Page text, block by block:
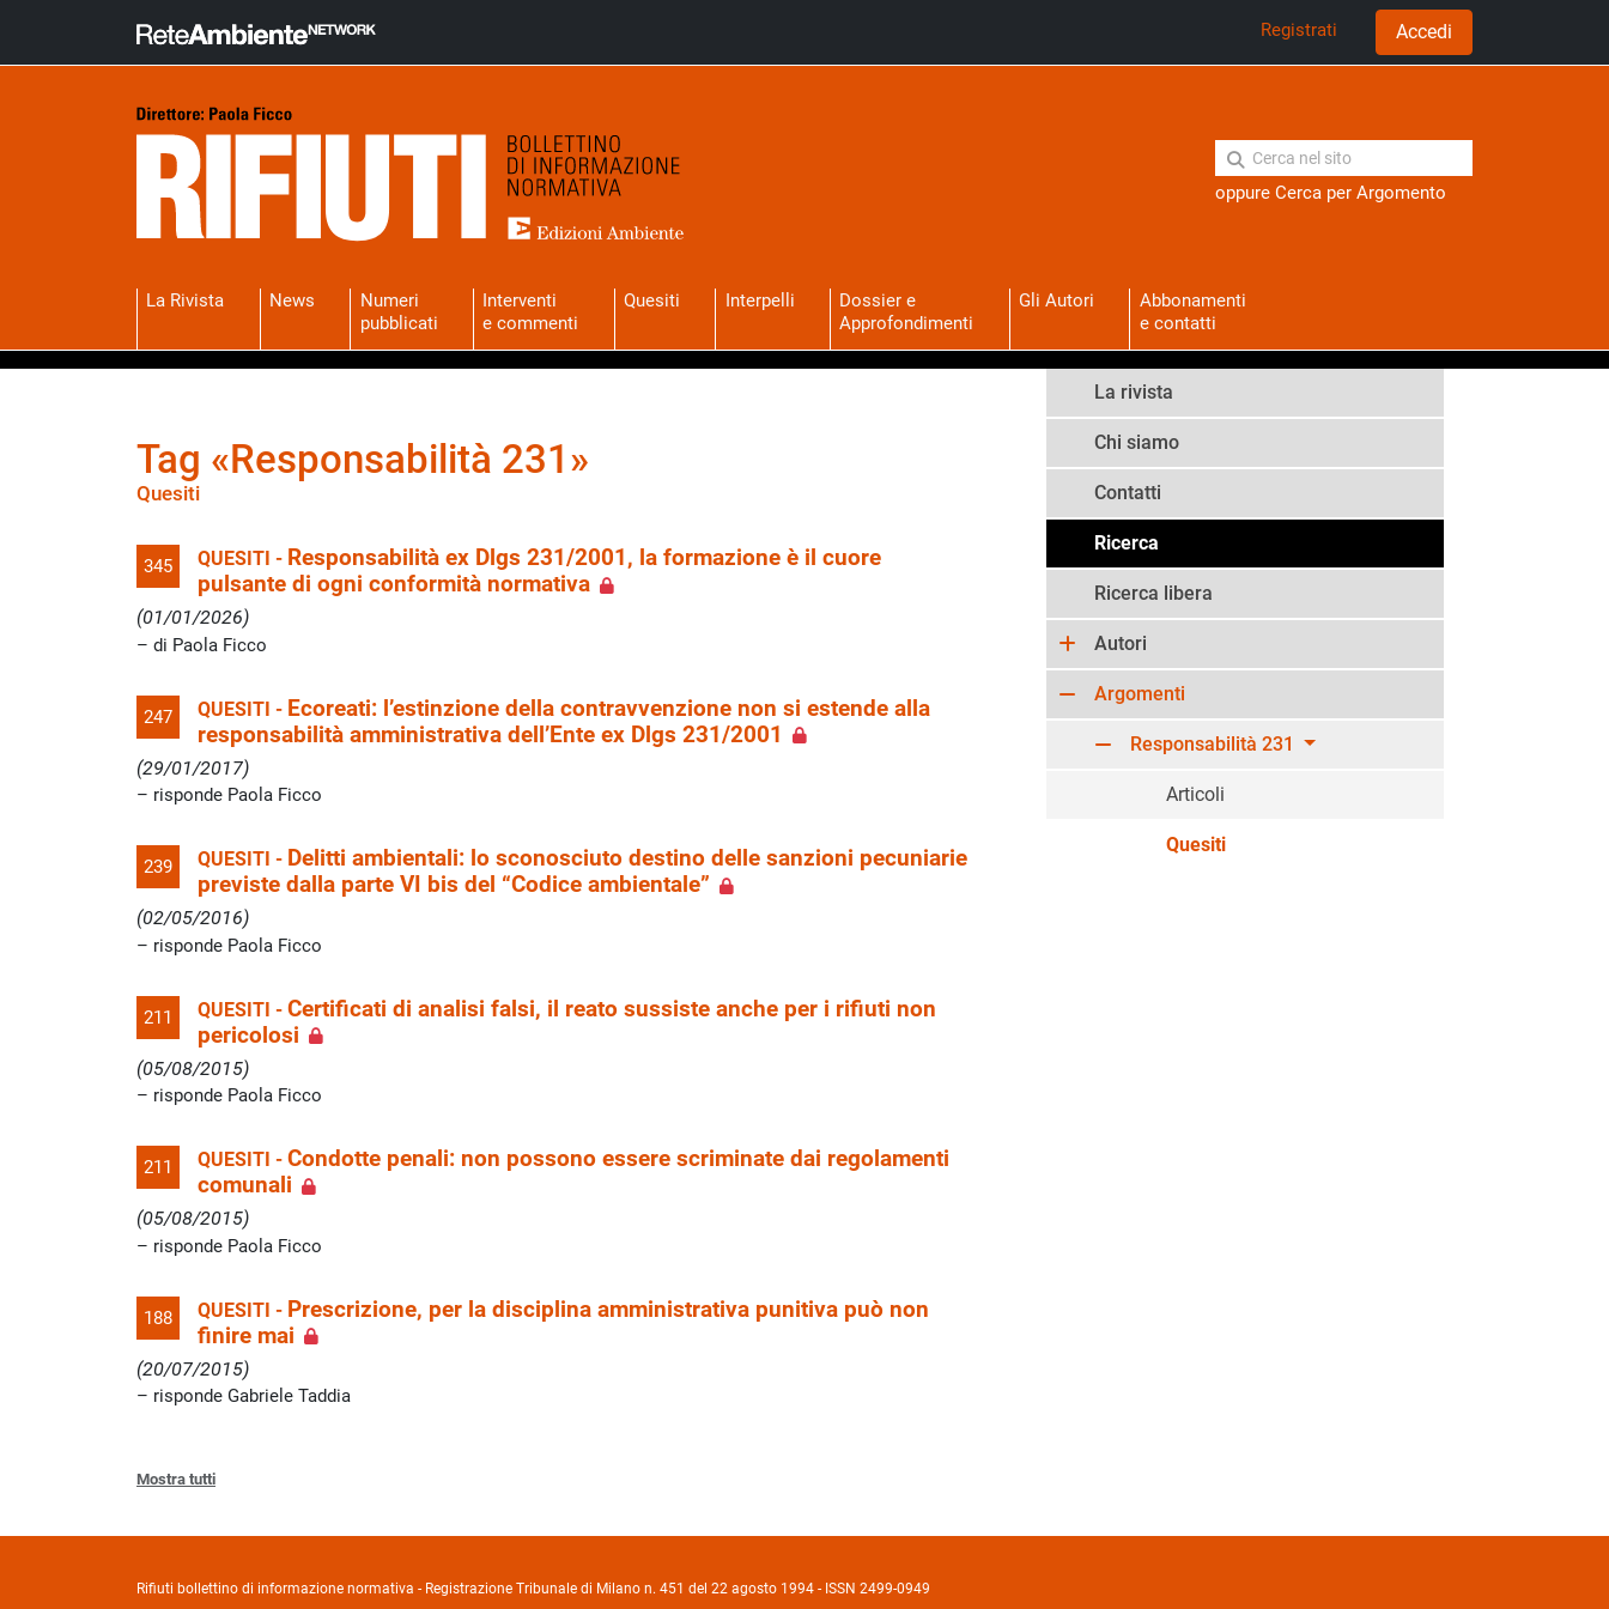
Registrati Accedi
oppure Cerca per Argomento
La Rivista News
Numeri
pubblicati
Interventi
e commenti
Quesiti Interpelli
Dossier e
Approfondimenti
Gli Autori
Abbonamenti
e contatti
Tag «Responsabilità 231»
Quesiti
345 QUESITI - Responsabilità ex Dlgs 231/2001, la formazione è il cuore
pulsante di ogni conformità normativa
(01/01/2026)
di Paola Ficco
247 QUESITI - Ecoreati: l’estinzione della contravvenzione non si estende alla
responsabilità amministrativa dell’Ente ex Dlgs 231/2001
(29/01/2017)
risponde Paola Ficco
239 QUESITI - Delitti ambientali: lo sconosciuto destino delle sanzioni pecuniarie
previste dalla parte VI bis del “Codice ambientale”
(02/05/2016)
risponde Paola Ficco
211 QUESITI - Certificati di analisi falsi, il reato sussiste anche per i rifiuti non
pericolosi
(05/08/2015)
risponde Paola Ficco
211 QUESITI - Condotte penali: non possono essere scriminate dai regolamenti
comunali
(05/08/2015)
risponde Paola Ficco
188 QUESITI - Prescrizione, per la disciplina amministrativa punitiva può non
finire mai
(20/07/2015)
risponde Gabriele Taddia
Mostra tutti
La rivista
Chi siamo
Contatti
Ricerca
Ricerca libera
Autori
Argomenti
Responsabilità 231
Articoli
Quesiti
Rifiuti bollettino di informazione normativa - Registrazione Tribunale di Milano n. 451 del 22 agosto 1994 - ISSN 2499-0949